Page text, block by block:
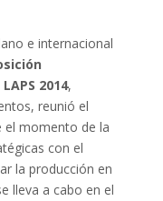
e internacional
2014,
reunió el
el momento de la
con el
la producción en
lleva a cabo en el